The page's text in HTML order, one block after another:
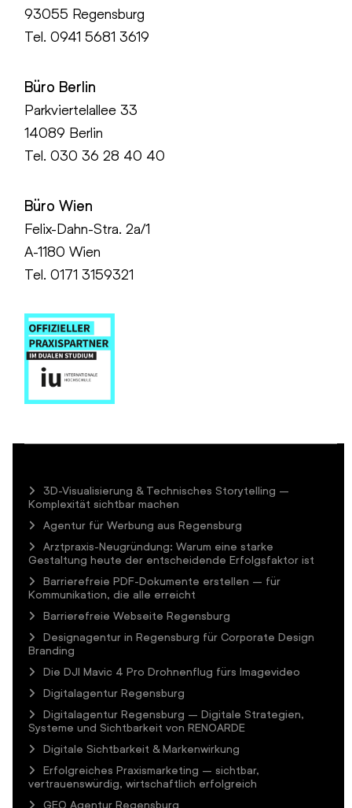
93055 Regensburg
Tel.0941 5681 3619
Büro Berlin
Parkviertelallee 33
14089 Berlin
Tel.030 36 28 40 40
Büro Wien
Felix-Dahn-Stra. 2a/1
A-1180 Wien
Tel. 0171 3159321
3D-Visualisierung & Technisches Storytelling –
Komplexität sichtbar machen
Agentur für Werbung aus Regensburg
Arztpraxis-Neugründung: Warum eine starke
Gestaltung heute der entscheidende Erfolgsfaktor ist
Barrierefreie PDF-Dokumente erstellen – für
Kommunikation, die alle erreicht
Barrierefreie Webseite Regensburg
Designagentur in Regensburg für Corporate Design
Branding
Die DJI Mavic 4 Pro Drohnenflug fürs Imagevideo
Digitalagentur Regensburg
Digitalagentur Regensburg – Digitale Strategien,
Systeme und Sichtbarkeit von RENOARDE
Digitale Sichtbarkeit & Markenwirkung
Erfolgreiches Praxismarketing – sichtbar,
vertrauenswürdig, wirtschaftlich erfolgreich
GEO Agentur Regensburg